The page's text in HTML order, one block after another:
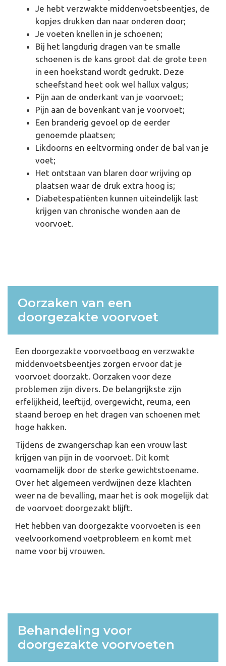
Je hebt verzwakte middenvoetsbeentjes, de
kopjes drukken dan naar onderen door;
Je voeten knellen in je schoenen;
Bij het langdurig dragen van te smalle
schoenen is de kans groot dat de grote teen
in een hoekstand wordt gedrukt. Deze
scheefstand heet ook wel hallux valgus;
Pijn aan de onderkant van je voorvoet;
Pijn aan de bovenkant van je voorvoet;
Een branderig gevoel op de eerder
genoemde plaatsen;
Likdoorns en eeltvorming onder de bal van je
voet;
Het ontstaan van blaren door wrijving op
plaatsen waar de druk extra hoog is;
Diabetespatiënten kunnen uiteindelijk last
krijgen van chronische wonden aan de
voorvoet.
Oorzaken van een
doorgezakte voorvoet
Een doorgezakte voorvoetboog en verzwakte
middenvoetsbeentjes zorgen ervoor dat je
voorvoet doorzakt. Oorzaken voor deze
problemen zijn divers. De belangrijkste zijn
erfelijkheid, leeftijd, overgewicht, reuma, een
staand beroep en het dragen van schoenen met
hoge hakken.
Tijdens de zwangerschap kan een vrouw last
krijgen van pijn in de voorvoet. Dit komt
voornamelijk door de sterke gewichtstoename.
Over het algemeen verdwijnen deze klachten
weer na de bevalling, maar het is ook mogelijk dat
de voorvoet doorgezakt blijft.
Het hebben van doorgezakte voorvoeten is een
veelvoorkomend voetprobleem en komt met
name voor bij vrouwen.
Behandeling voor
doorgezakte voorvoeten